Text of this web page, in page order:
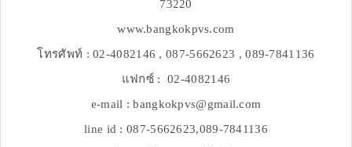
73220
www.bangkokpvs.com
โทรศัพท์ : 02-4082146 , 087-5662623 , 089-7841136
แฟกซ์ : 02-4082146
e-mail : bangkokpvs@gmail.com
line id : 087-5662623,089-7841136